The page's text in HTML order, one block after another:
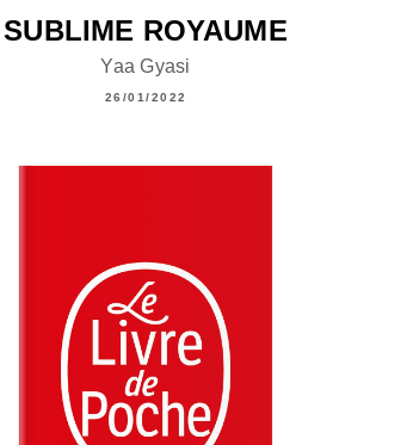
SUBLIME ROYAUME
Yaa Gyasi
26/01/2022